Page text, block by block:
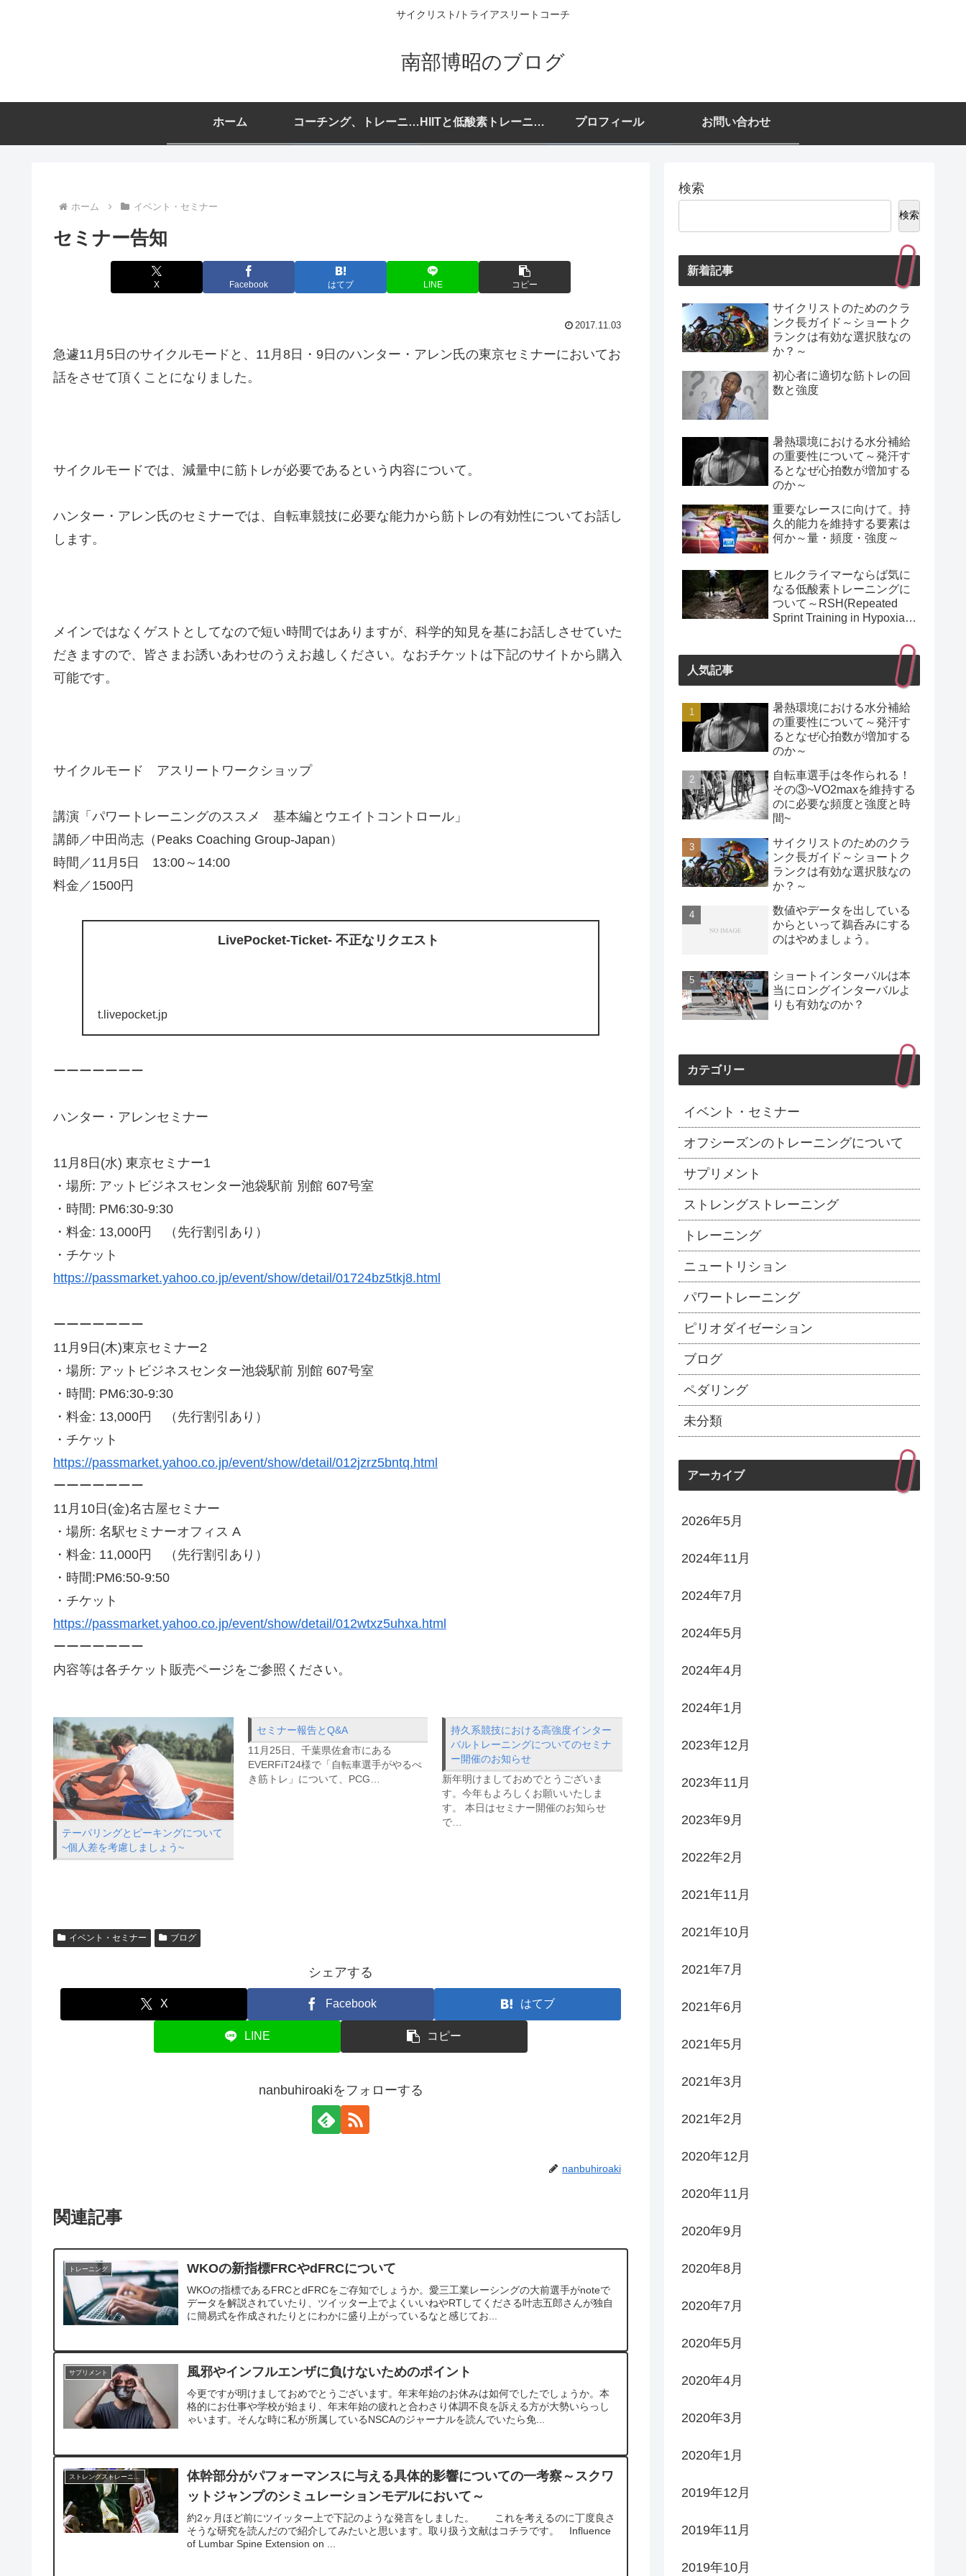
サイクリスト/トライアスリートコーチ
南部博昭のブログ
ホーム コーチング、トレーニングプランご希望の方へ HIITと低酸素トレーニングについて プロフィール お問い合わせ
ホーム イベント・セミナー
セミナー告知
X Facebook はてブ LINE コピー
2017.11.03
急遽11月5日のサイクルモードと、11月8日・9日のハンター・アレン氏の東京セミナーにおいてお
話をさせて頂くことになりました。
サイクルモードでは、減量中に筋トレが必要であるという内容について。
ハンター・アレン氏のセミナーでは、自転車競技に必要な能力から筋トレの有効性についてお話し
します。
メインではなくゲストとしてなので短い時間ではありますが、科学的知見を基にお話しさせていた
だきますので、皆さまお誘いあわせのうえお越しください。なおチケットは下記のサイトから購入
可能です。
サイクルモード アスリートワークショップ
講演「パワートレーニングのススメ 基本編とウエイトコントロール」
講師／中田尚志（Peaks Coaching Group-Japan）
時間／11月5日 13:00～14:00
料金／1500円
LivePocket-Ticket- 不正なリクエスト
t.livepocket.jp
ーーーーーーー
ハンター・アレンセミナー
11月8日(水) 東京セミナー1
・場所: アットビジネスセンター池袋駅前 別館 607号室
・時間: PM6:30-9:30
・料金: 13,000円 （先行割引あり）
・チケット
https://passmarket.yahoo.co.jp/event/show/detail/01724bz5tkj8.html
ーーーーーーー
11月9日(木)東京セミナー2
・場所: アットビジネスセンター池袋駅前 別館 607号室
・時間: PM6:30-9:30
・料金: 13,000円 （先行割引あり）
・チケット
https://passmarket.yahoo.co.jp/event/show/detail/012jzrz5bntq.html
ーーーーーーー
11月10日(金)名古屋セミナー
・場所: 名駅セミナーオフィス A
・料金: 11,000円 （先行割引あり）
・時間:PM6:50-9:50
・チケット
https://passmarket.yahoo.co.jp/event/show/detail/012wtxz5uhxa.html
ーーーーーーー
内容等は各チケット販売ページをご参照ください。
テーパリングとピーキングについて
~個人差を考慮しましょう~
セミナー報告とQ&A
11月25日、千葉県佐倉市にある
EVERFiT24様で「自転車選手がやるべ
き筋トレ」について、PCG…
持久系競技における高強度インター
バルトレーニングについてのセミナ
ー開催のお知らせ
新年明けましておめでとうございま
す。今年もよろしくお願いいたしま
す。 本日はセミナー開催のお知らせ
で…
イベント・セミナー ブログ
シェアする
X Facebook はてブ
LINE コピー
nanbuhiroakiをフォローする
nanbuhiroaki
関連記事
トレーニング WKOの新指標FRCやdFRCについて
WKOの指標であるFRCとdFRCをご存知でしょうか。愛三工業レーシングの大前選手がnoteで
データを解説されていたり、ツイッター上でよくいいねやRTしてくださる叶志五郎さんが独自
に簡易式を作成されたりとにわかに盛り上がっているなと感じてお...
サプリメント 風邪やインフルエンザに負けないためのポイント
今更ですが明けましておめでとうございます。年末年始のお休みは如何でしたでしょうか。本
格的にお仕事や学校が始まり、年末年始の疲れと合わさり体調不良を訴える方が大勢いらっし
ゃいます。そんな時に私が所属しているNSCAのジャーナルを読んでいたら免...
ストレングストレーニング
体幹部分がパフォーマンスに与える具体的影響についての一考察～スクワ
ットジャンプのシミュレーションモデルにおいて～
約2ヶ月ほど前にツイッター上で下記のような発言をしました。 これを考えるのに丁度良さ
そうな研究を読んだので紹介してみたいと思います。取り扱う文献はコチラです。 Influence
of Lumbar Spine Extension on ...
検索
検索
新着記事
サイクリストのためのクラ
ンク長ガイド～ショートク
ランクは有効な選択肢なの
か？～
初心者に適切な筋トレの回
数と強度
暑熱環境における水分補給
の重要性について～発汗す
るとなぜ心拍数が増加する
のか～
重要なレースに向けて。持
久的能力を維持する要素は
何か～量・頻度・強度～
ヒルクライマーならば気に
なる低酸素トレーニングに
ついて～RSH(Repeated
Sprint Training in Hypoxia)
人気記事
暑熱環境における水分補給
の重要性について～発汗す
るとなぜ心拍数が増加する
のか～
自転車選手は冬作られる！
その③~VO2maxを維持する
のに必要な頻度と強度と時
間~
サイクリストのためのクラ
ンク長ガイド～ショートク
ランクは有効な選択肢なの
か？～
数値やデータを出している
からといって鵜呑みにする
のはやめましょう。
ショートインターバルは本
当にロングインターバルよ
りも有効なのか？
カテゴリー
イベント・セミナー
オフシーズンのトレーニングについて
サプリメント
ストレングストレーニング
トレーニング
ニュートリション
パワートレーニング
ピリオダイゼーション
ブログ
ペダリング
未分類
アーカイブ
2026年5月
2024年11月
2024年7月
2024年5月
2024年4月
2024年1月
2023年12月
2023年11月
2023年9月
2022年2月
2021年11月
2021年10月
2021年7月
2021年6月
2021年5月
2021年3月
2021年2月
2020年12月
2020年11月
2020年9月
2020年8月
2020年7月
2020年5月
2020年4月
2020年3月
2020年1月
2019年12月
2019年11月
2019年10月